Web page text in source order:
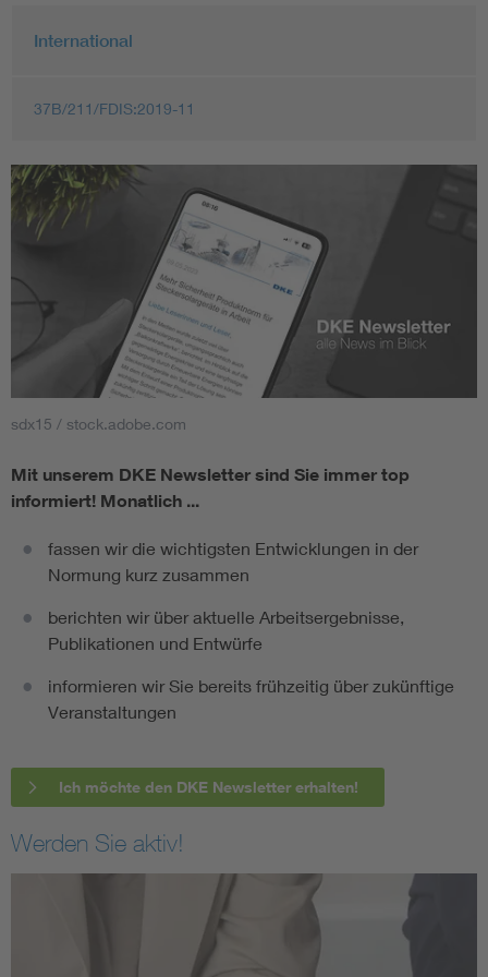
International
37B/211/FDIS:2019-11
sdx15 / stock.adobe.com
Mit unserem DKE Newsletter sind Sie immer top
informiert! Monatlich ...
fassen wir die wichtigsten Entwicklungen in der
Normung kurz zusammen
berichten wir über aktuelle Arbeitsergebnisse,
Publikationen und Entwürfe
informieren wir Sie bereits frühzeitig über zukünftige
Veranstaltungen
Ich möchte den DKE Newsletter erhalten!
Werden Sie aktiv!